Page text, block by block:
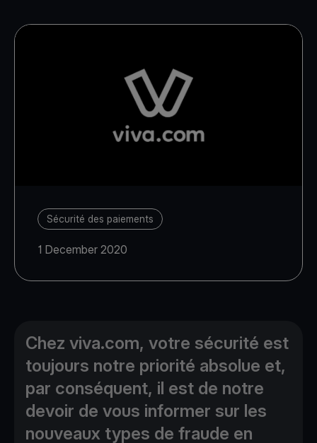
Sécurité des paiements
1 December 2020
Chez viva.com, votre sécurité est
toujours notre priorité absolue et,
par conséquent, il est de notre
devoir de vous informer sur les
nouveaux types de fraude en